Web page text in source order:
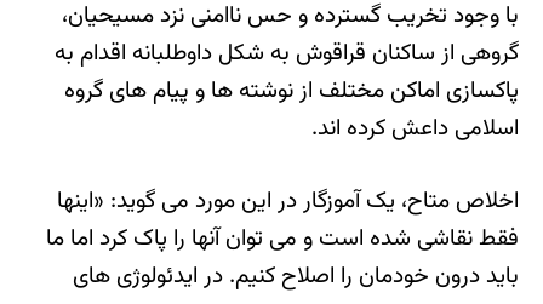
با وجود تخریب گسترده و حس ناامنی نزد مسیحیان،
گروهی از ساکنان قراقوش به شکل داوطلبانه اقدام به
پاکسازی اماکن مختلف از نوشته ها و پیام های گروه
اسلامی داعش کرده اند.
اخلاص متاح، یک آموزگار در این مورد می گوید: «اینها
فقط نقاشی شده است و می توان آنها را پاک کرد اما ما
باید درون خودمان را اصلاح کنیم. در ایدئولوژی های